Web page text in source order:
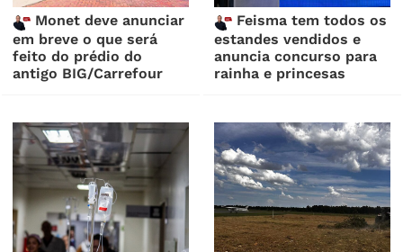
Monet deve anunciar
em breve o que será
feito do prédio do
antigo BIG/Carrefour
Feisma tem todos os
estandes vendidos e
anuncia concurso para
rainha e princesas